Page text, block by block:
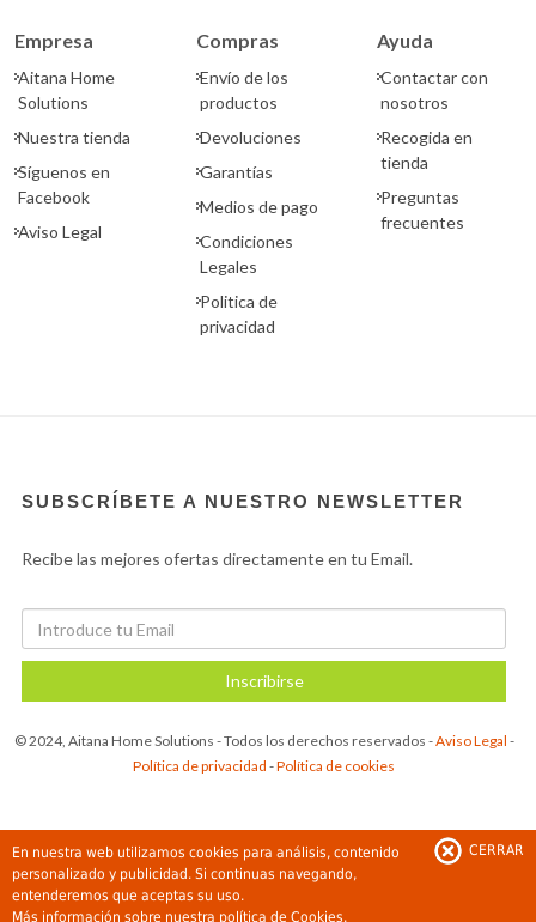
En nuestra web utilizamos cookies para análisis, contenido
personalizado y publicidad. Si continuas navegando,
entenderemos que aceptas su uso.
Más información sobre nuestra política de Cookies.
CERRAR
Empresa
Aitana Home
Solutions
Nuestra tienda
Síguenos en
Facebook
Aviso Legal
Compras
Envío de los
productos
Devoluciones
Garantías
Medios de pago
Condiciones
Legales
Politica de
privacidad
Ayuda
Contactar con
nosotros
Recogida en
tienda
Preguntas
frecuentes
SUBSCRÍBETE A NUESTRO NEWSLETTER
Recibe las mejores ofertas directamente en tu Email.
Inscribirse
© 2024, Aitana Home Solutions - Todos los derechos reservados -Aviso Legal -
Política de privacidad -Política de cookies